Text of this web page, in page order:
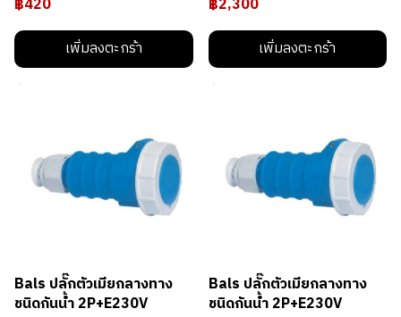
เพิ่มลงตะกร้า
เพิ่มลงตะกร้า
Bals ปลั๊กตัวเมียกลางทาง
ชนิดกันน้ำ 2P+E230V
Bals ปลั๊กตัวเมียกลางทาง
ชนิดกันน้ำ 2P+E230V